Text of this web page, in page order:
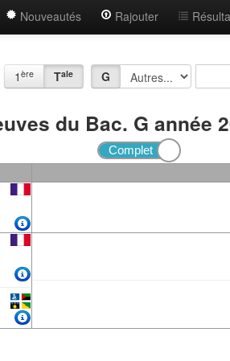
Nouveautés Rajouter
1ère Tale G
du Bac. G année